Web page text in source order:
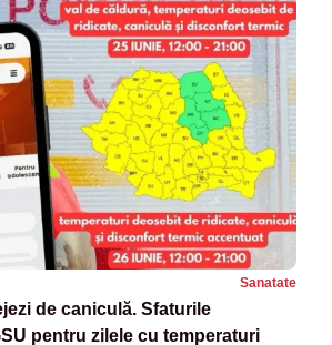
Sanatate
de caniculă. Sfaturile
pentru zilele cu temperaturi